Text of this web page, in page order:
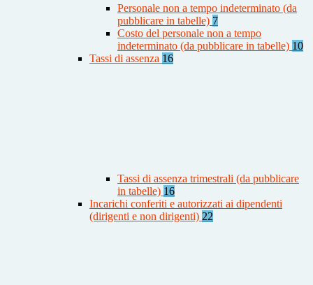
Personale non a tempo indeterminato (da
pubblicare in tabelle) 7
Costo del personale non a tempo
indeterminato (da pubblicare in tabelle) 10
Tassi di assenza 16
Tassi di assenza trimestrali (da pubblicare
in tabelle) 16
Incarichi conferiti e autorizzati ai dipendenti
(dirigenti e non dirigenti) 22